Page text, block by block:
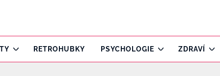
RETROHUBKY PSYCHOLOGIE ZDRAVÍ